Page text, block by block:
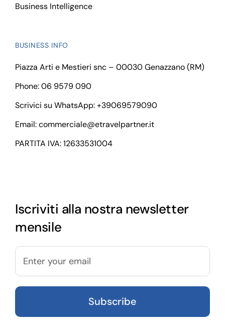
Business Intelligence
BUSINESS INFO
Piazza Arti e Mestieri snc – 00030 Genazzano (RM)
Phone: 06 9579 090
Scrivici su WhatsApp:+39069579090
Email:commerciale@etravelpartner.it
PARTITA IVA: 12633531004
Iscriviti alla nostra newsletter
mensile